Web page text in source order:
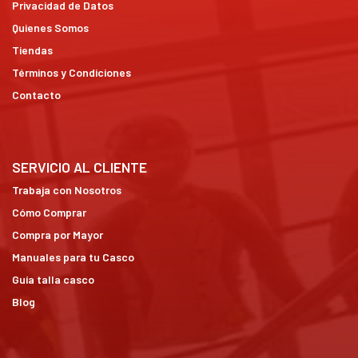
Privacidad de Datos
Quienes Somos
Tiendas
Términos y Condiciones
Contacto
SERVICIO AL CLIENTE
Trabaja con Nosotros
Cómo Comprar
Compra por Mayor
Manuales para tu Casco
Guía talla casco
Blog